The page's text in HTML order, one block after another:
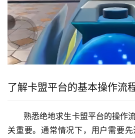
了解卡盟平台的基本操作流
熟悉绝地求生卡盟平台的操作
关重要。通常情况下，用户需要